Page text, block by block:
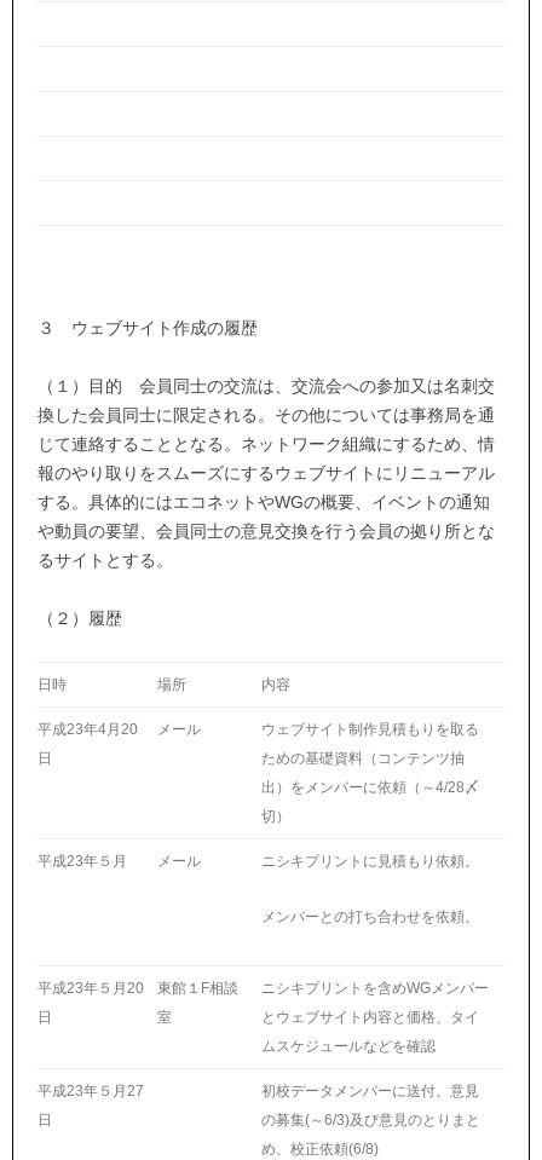
３ ウェブサイト作成の履歴
（１）目的 会員同士の交流は、交流会への参加又は名刺交
換した会員同士に限定される。その他については事務局を通
じて連絡することとなる。ネットワーク組織にするため、情
報のやり取りをスムーズにするウェブサイトにリニューアル
する。具体的にはエコネットやWGの概要、イベントの通知
や動員の要望、会員同士の意見交換を行う会員の拠り所とな
るサイトとする。
（２）履歴
日時 場所 内容
平成23年4月20
日
メール
ウェブサイト制作見積もりを取る
ための基礎資料（コンテンツ抽
出）をメンバーに依頼（～4/28〆
切）
平成23年５月 メール ニシキプリントに見積もり依頼。
メンバーとの打ち合わせを依頼。
平成23年５月20
日
東館１F相談
室
ニシキプリントを含めWGメンバー
とウェブサイト内容と価格、タイ
ムスケジュールなどを確認
平成23年５月27
日
初校データメンバーに送付。意見
の募集(～6/3)及び意見のとりまと
め、校正依頼(6/8)